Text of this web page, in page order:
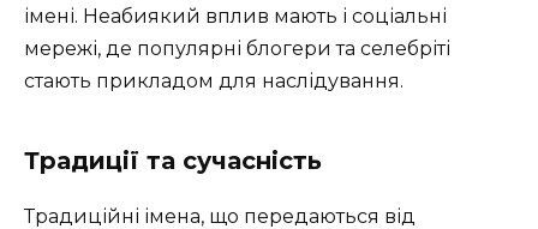
імені. Неабиякий вплив мають і соціальні
мережі, де популярні блогери та селебріті
стають прикладом для наслідування.
Традиції та сучасність
Традиційні імена, що передаються від